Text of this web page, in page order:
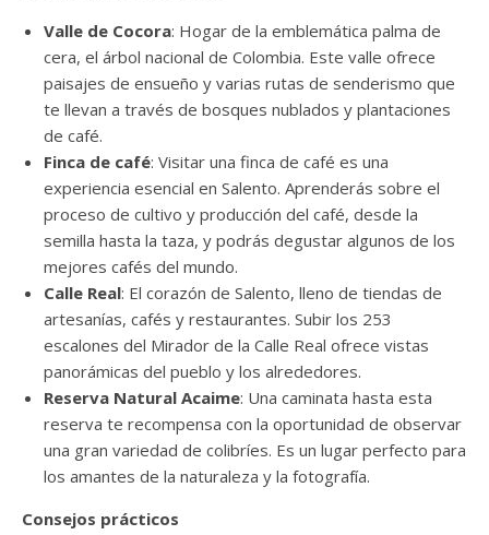
Valle de Cocora: Hogar de la emblemática palma de
cera, el árbol nacional de Colombia. Este valle ofrece
paisajes de ensueño y varias rutas de senderismo que
te llevan a través de bosques nublados y plantaciones
de café.
Finca de café: Visitar una finca de café es una
experiencia esencial en Salento. Aprenderás sobre el
proceso de cultivo y producción del café, desde la
semilla hasta la taza, y podrás degustar algunos de los
mejores cafés del mundo.
Calle Real: El corazón de Salento, lleno de tiendas de
artesanías, cafés y restaurantes. Subir los 253
escalones del Mirador de la Calle Real ofrece vistas
panorámicas del pueblo y los alrededores.
Reserva Natural Acaime: Una caminata hasta esta
reserva te recompensa con la oportunidad de observar
una gran variedad de colibríes. Es un lugar perfecto para
los amantes de la naturaleza y la fotografía.
Consejos prácticos